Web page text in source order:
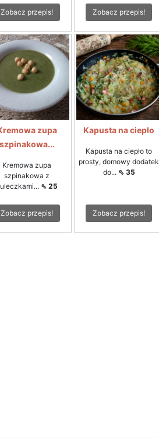
Zobacz przepis! Zobacz przepis!
zupa
szpinakowa...
Kremowa zupa
szpinakowa z
⇖ 25
Zobacz przepis!
Kapusta na ciepło
Kapusta na ciepło to
prosty, domowy dodatek
do... ⇖ 35
Zobacz przepis!